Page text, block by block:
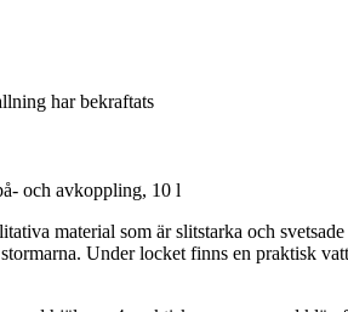
har bekraftats
och avkoppling, 10 l
material som är slitstarka och
Under locket finns en praktisk